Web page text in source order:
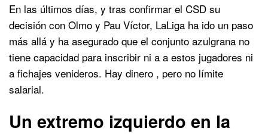
En las últimos días, y tras confirmar el CSD su
decisión con Olmo y Pau Víctor, LaLiga ha ido un paso
más allá y ha asegurado que el conjunto azulgrana no
tiene capacidad para inscribir ni a a estos jugadores ni
a fichajes venideros. Hay dinero , pero no límite
salarial.
Un extremo izquierdo en la